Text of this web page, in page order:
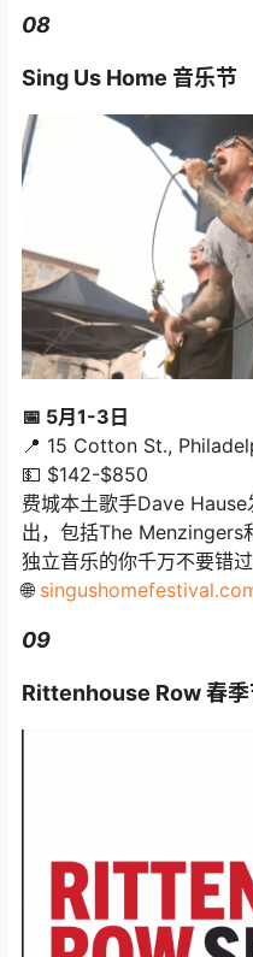
08
Sing Us Home 音乐节
📅 5月1-3日
📍 15 Cotton St.,
💵 $142-$850
费城本土歌手Dave
出，包括The
独立音乐的你千万不要错过
🌐
09
Rittenhouse Row 春季